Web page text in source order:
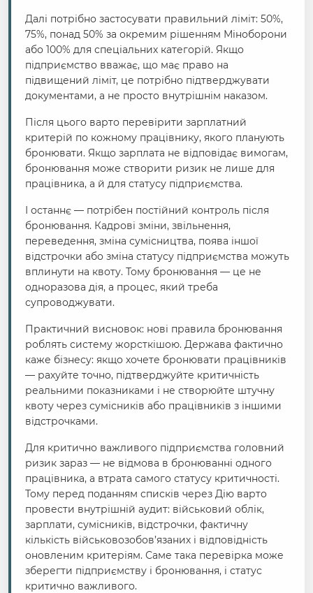
Далі потрібно застосувати правильний ліміт: 50%,
75%, понад 50% за окремим рішенням Міноборони
або 100% для спеціальних категорій. Якщо
підприємство вважає, що має право на
підвищений ліміт, це потрібно підтверджувати
документами, а не просто внутрішнім наказом.
Після цього варто перевірити зарплатний
критерій по кожному працівнику, якого планують
бронювати. Якщо зарплата не відповідає вимогам,
бронювання може створити ризик не лише для
працівника, а й для статусу підприємства.
І останнє — потрібен постійний контроль після
бронювання. Кадрові зміни, звільнення,
переведення, зміна сумісництва, поява іншої
відстрочки або зміна статусу підприємства можуть
вплинути на квоту. Тому бронювання — це не
одноразова дія, а процес, який треба
супроводжувати.
Практичний висновок: нові правила бронювання
роблять систему жорсткішою. Держава фактично
каже бізнесу: якщо хочете бронювати працівників
— рахуйте точно, підтверджуйте критичність
реальними показниками і не створюйте штучну
квоту через сумісників або працівників з іншими
відстрочками.
Для критично важливого підприємства головний
ризик зараз — не відмова в бронюванні одного
працівника, а втрата самого статусу критичності.
Тому перед поданням списків через Дію варто
провести внутрішній аудит: військовий облік,
зарплати, сумісників, відстрочки, фактичну
кількість військовозобов’язаних і відповідність
оновленим критеріям. Саме така перевірка може
зберегти підприємству і бронювання, і статус
критично важливого.